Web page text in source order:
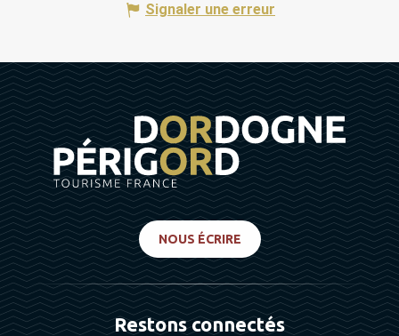
Signaler une erreur
NOUS ÉCRIRE
Restons connectés